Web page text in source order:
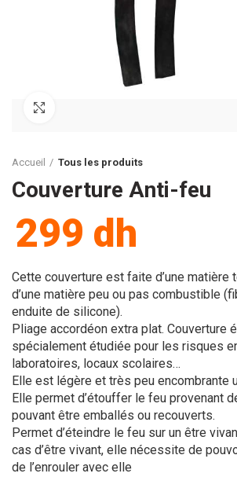
Accueil Tous les produits
Couverture Anti-feu
299 dh
Cette couverture est faite d’une matière
d’une matière peu ou pas combustible
enduite de silicone).
Pliage accordéon extra plat. Couverture
spécialement étudiée pour les risques
laboratoires, locaux scolaires…
Elle est légère et très peu encombrante
Elle permet d’étouffer le feu provenant
pouvant être emballés ou recouverts.
Permet d’éteindre le feu sur un être
cas d’être vivant, elle nécessite de
de l’enrouler avec elle